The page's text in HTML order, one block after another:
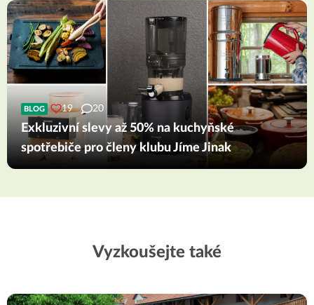
BLOG 19 20
Exkluzivní slevy až 50% na kuchyňské
spotřebiče pro členy klubu Jíme Jinak
Vyzkoušejte také